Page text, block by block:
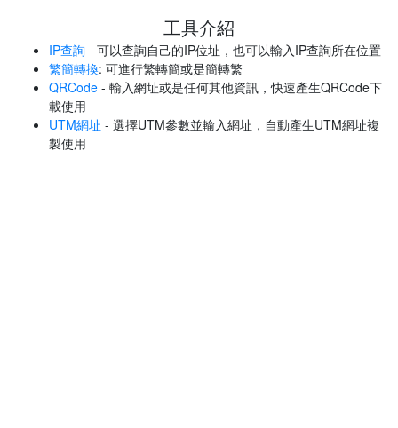
工具介紹
IP查詢 - 可以查詢自己的IP位址，也可以輸入IP查詢所在位置
繁簡轉換: 可進行繁轉簡或是簡轉繁
QRCode - 輸入網址或是任何其他資訊，快速產生QRCode下
載使用
UTM網址 - 選擇UTM參數並輸入網址，自動產生UTM網址複
製使用